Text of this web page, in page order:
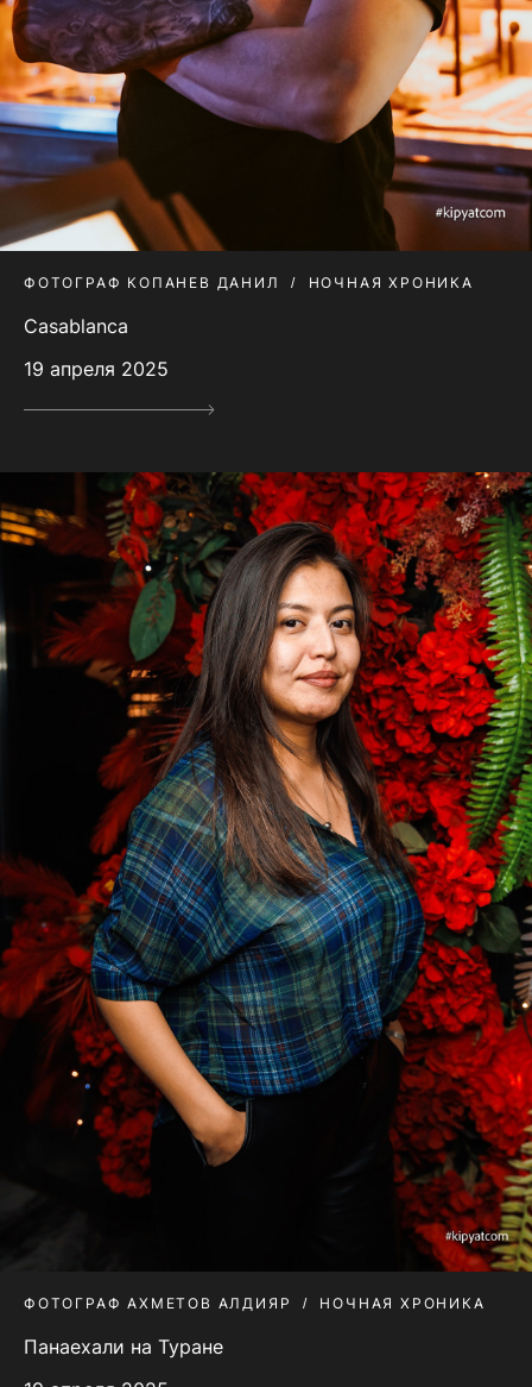
ФОТОГРАФ КОПАНЕВ ДАНИЛ НОЧНАЯ ХРОНИКА
Casablanca
19 апреля 2025
ФОТОГРАФ АХМЕТОВ АЛДИЯР НОЧНАЯ ХРОНИКА
Панаехали на Туране